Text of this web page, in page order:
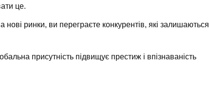
це.
нові ринки, ви переграєте конкурентів, які залишаються
присутність підвищує престиж і впізнаваність